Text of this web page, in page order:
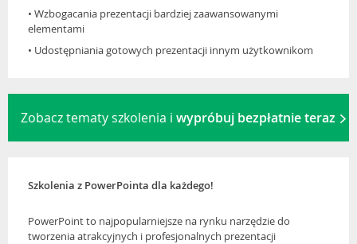
• Wzbogacania prezentacji bardziej zaawansowanymi
elementami
• Udostępniania gotowych prezentacji innym użytkownikom
Zobacz tematy szkolenia i wypróbuj bezpłatnie teraz
Szkolenia z PowerPointa dla każdego!
PowerPoint to najpopularniejsze na rynku narzędzie do
tworzenia atrakcyjnych i profesjonalnych prezentacji